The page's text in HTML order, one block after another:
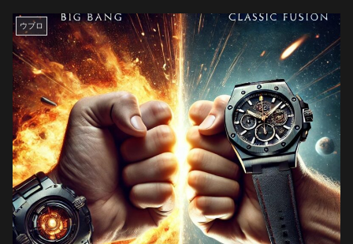
ウブロ